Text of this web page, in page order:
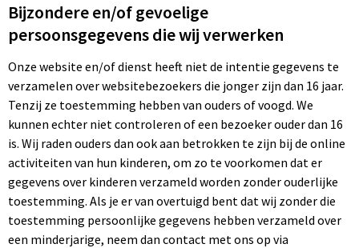
Persoonlijke verzorging
Reisbenodigdheden
Schrijfwaren
Sinterklaas
Sleutelhangers en Lanyards
Snoepgoed
Katoenen draagtassen
Kledingtassen
Koeltassen en Koelboxen
Koffers en Trolleys
Laptop hoezen en tassen
Lunchtassen
Vesten
Zweetbandjes
Zwemkleding
Overhemden
Polo's
Reflecterende polo's
Reflecterende vesten
Regenkleding
Restauranttextiel
Polo's
Regenkleding
Schoenen
Sweaters
T-Shirts
Vesten
Bijzondere en/of gevoelige
persoonsgegevens die wij verwerken
Onze website en/of dienst heeft niet de intentie gegevens te
verzamelen over websitebezoekers die jonger zijn dan 16 jaar.
Tenzij ze toestemming hebben van ouders of voogd. We
kunnen echter niet controleren of een bezoeker ouder dan 16
is. Wij raden ouders dan ook aan betrokken te zijn bij de online
activiteiten van hun kinderen, om zo te voorkomen dat er
gegevens over kinderen verzameld worden zonder ouderlijke
toestemming. Als je er van overtuigd bent dat wij zonder die
toestemming persoonlijke gegevens hebben verzameld over
een minderjarige, neem dan contact met ons op via